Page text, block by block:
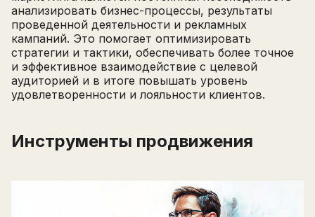
анализировать бизнес-процессы, результаты
проведенной деятельности и рекламных
кампаний. Это помогает оптимизировать
стратегии и тактики, обеспечивать более точное
и эффективное взаимодействие с целевой
аудиторией и в итоге повышать уровень
удовлетворенности и лояльности клиентов.
Инструменты продвижения